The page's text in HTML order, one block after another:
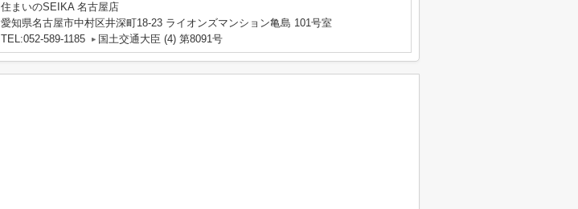
住まいのSEIKA 名古屋店
愛知県名古屋市中村区井深町18-23 ライオンズマンション亀島 101号室
TEL:052-589-1185
国土交通大臣 (4) 第8091号